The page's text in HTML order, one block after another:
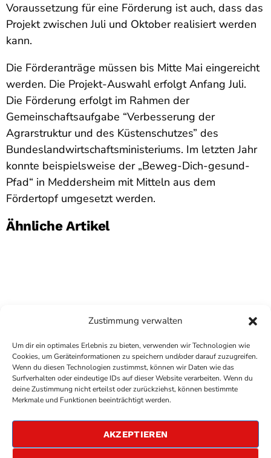
Zustimmung verwalten
Um dir ein optimales Erlebnis zu bieten, verwenden wir Technologien wie
Cookies, um Geräteinformationen zu speichern und/oder darauf zuzugreifen.
Wenn du diesen Technologien zustimmst, können wir Daten wie das
Surfverhalten oder eindeutige IDs auf dieser Website verarbeiten. Wenn du
deine Zustimmung nicht erteilst oder zurückziehst, können bestimmte
Merkmale und Funktionen beeinträchtigt werden.
AKZEPTIEREN
Voraussetzung für eine Förderung ist auch, dass das
Projekt zwischen Juli und Oktober realisiert werden
kann.
Die Förderanträge müssen bis Mitte Mai eingereicht
werden. Die Projekt-Auswahl erfolgt Anfang Juli.
Die Förderung erfolgt im Rahmen der
Gemeinschaftsaufgabe “Verbesserung der
Agrarstruktur und des Küstenschutzes” des
Bundeslandwirtschaftsministeriums. Im letzten Jahr
konnte beispielsweise der „Beweg-Dich-gesund-
Pfad“ in Meddersheim mit Mitteln aus dem
Fördertopf umgesetzt werden.
Ähnliche Artikel
COPYRIGHTANTENNE BAD KREUZNACH
DATENSCHUTZERKLÄRUNG